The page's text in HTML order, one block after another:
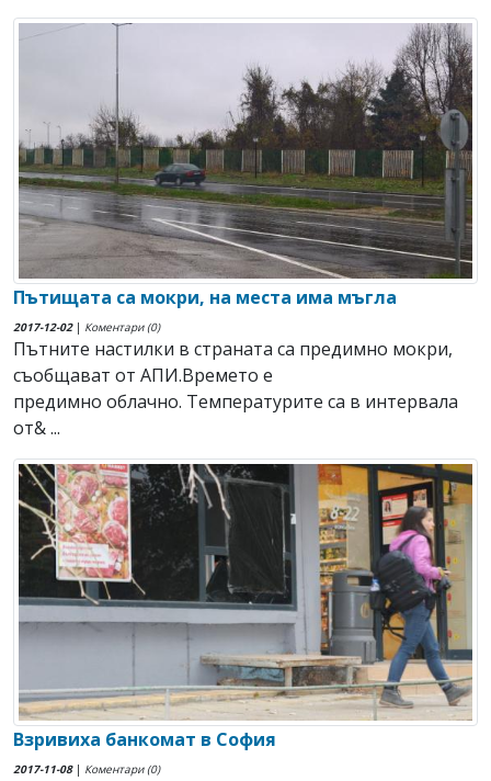
Пътищата са мокри, на места има мъгла
2017-12-02| Коментари (0)
Пътните настилки в страната са предимно мокри,
съобщават от АПИ.Времето е
предимно облачно. Температурите са в интервала
от& ...
Взривиха банкомат в София
2017-11-08| Коментари (0)